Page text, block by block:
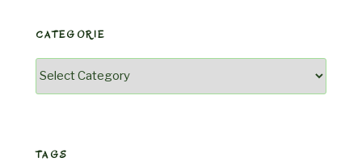
CATEGORIE
Categorie
TAGS